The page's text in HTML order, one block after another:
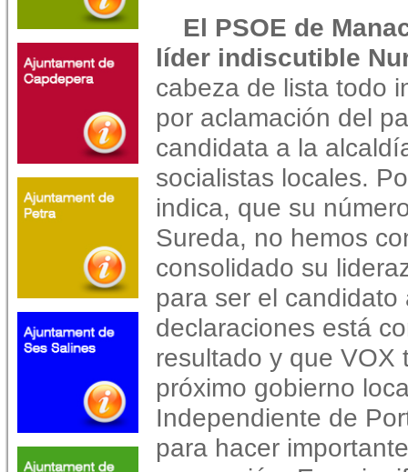
El PSOE de
líder indiscutible
cabeza de lista todo
por aclamación del
candidata a la
socialistas locales.
indica, que su
Sureda, no hemos
consolidado su
para ser el
declaraciones está
resultado y que VOX
próximo gobierno
Independiente de
para hacer